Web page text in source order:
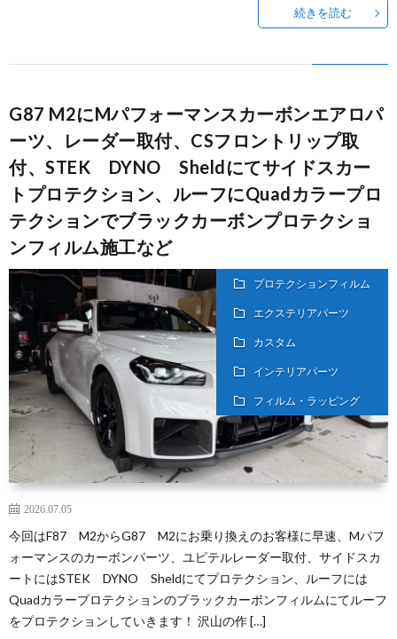
続きを読む
G87 M2にMパフォーマンスカーボンエアロパ
ーツ、レーダー取付、CSフロントリップ取
付、STEK DYNO Sheldにてサイドスカー
トプロテクション、ルーフにQuadカラープロ
テクションでブラックカーボンプロテクショ
ンフィルム施工など
プロテクションフィルム
エクステリアパーツ
カスタム
インテリアパーツ
フィルム・ラッピング
2026.07.05
今回はF87 M2からG87 M2にお乗り換えのお客様に早速、Mパフ
ォーマンスのカーボンパーツ、ユピテルレーダー取付、サイドスカ
ートにはSTEK DYNO Sheldにてプロテクション、ルーフには
Quadカラープロテクションのブラックカーボンフィルムにてルーフ
をプロテクションしていきます！ 沢山の作 […]